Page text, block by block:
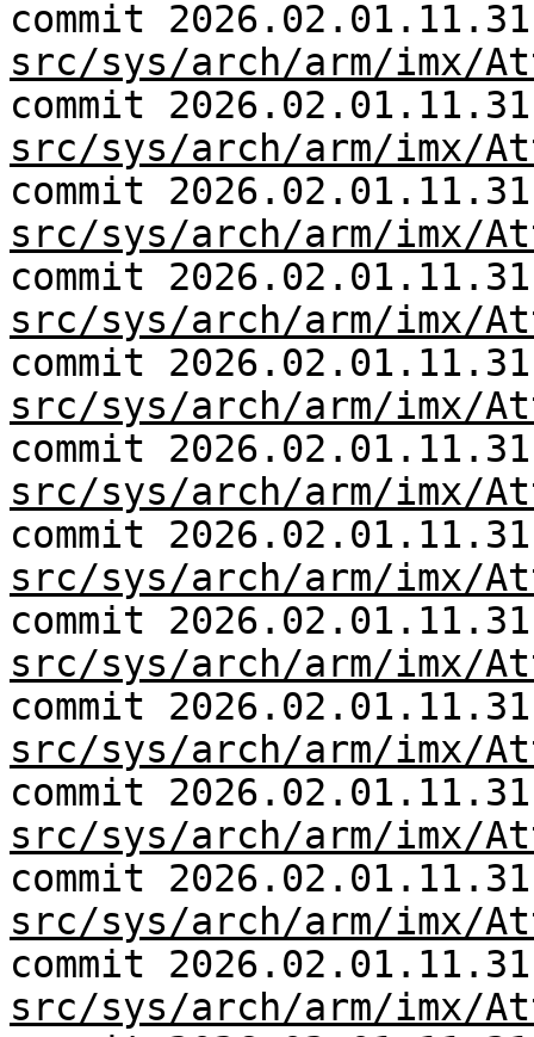
commit
src/sys/arch/arm/imx/
commit
src/sys/arch/arm/imx/
commit
src/sys/arch/arm/imx/
commit
src/sys/arch/arm/imx/
commit
src/sys/arch/arm/imx/
commit
src/sys/arch/arm/imx/
commit
src/sys/arch/arm/imx/
commit
src/sys/arch/arm/imx/
commit
src/sys/arch/arm/imx/
commit
src/sys/arch/arm/imx/
commit
src/sys/arch/arm/imx/
commit
src/sys/arch/arm/imx/